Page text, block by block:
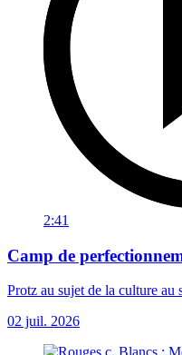
2:41
Camp de
Protz au sujet de la culture au
02 juil. 2026